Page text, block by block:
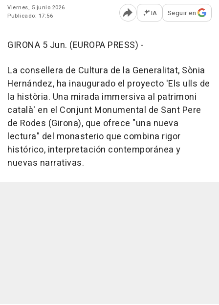
Viernes, 5 junio 2026
Publicado: 17:56
Abrir opciones para
IA Seguir en
GIRONA 5 Jun. (EUROPA PRESS) -
La consellera de Cultura de la Generalitat, Sònia
Hernández, ha inaugurado el proyecto 'Els ulls de
la història. Una mirada immersiva al patrimoni
català' en el Conjunt Monumental de Sant Pere
de Rodes (Girona), que ofrece "una nueva
lectura" del monasterio que combina rigor
histórico, interpretación contemporánea y
nuevas narrativas.